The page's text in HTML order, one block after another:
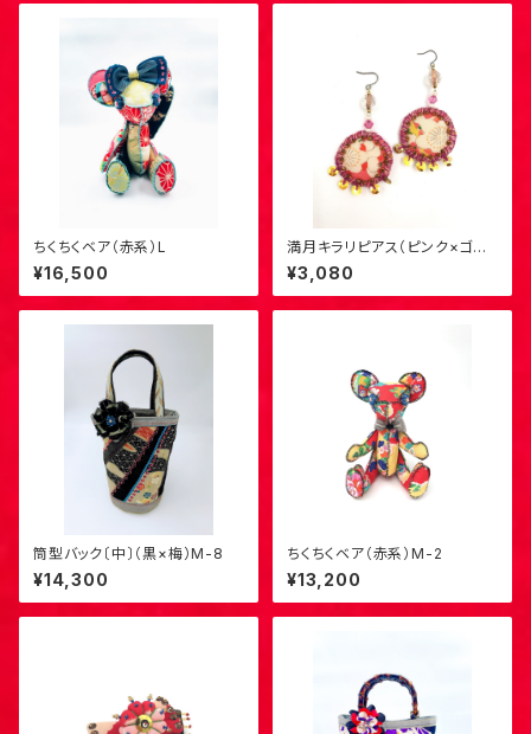
ちくちくベア（赤系）L
¥16,500
満月キラリピアス（ピンク×ゴー
ルド）1
¥3,080
筒型バック〔中〕（黒×梅）M-8
¥14,300
ちくちくベア（赤系）M-2
¥13,200